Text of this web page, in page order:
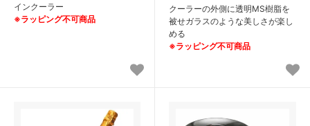
インクーラー
※ラッピング不可商品
クーラーの外側に透明MS樹脂を
被せガラスのような美しさが楽し
める
※ラッピング不可商品